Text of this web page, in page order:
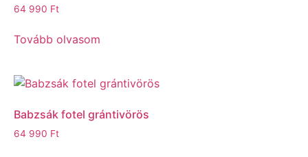
64 990 Ft
Tovább olvasom
Babzsák fotel grántivörös
64 990 Ft